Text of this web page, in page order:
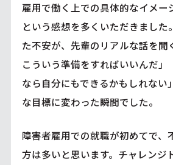
雇用で働く上での具体的なイメー
という感想を多くいただきました
た不安が、先輩のリアルな話を聞
こういう準備をすればいいんだ」
なら自分にもできるかもしれない
な目標に変わった瞬間でした。
障害者雇用での就職が初めてで、
方は多いと思います。チャレンジ